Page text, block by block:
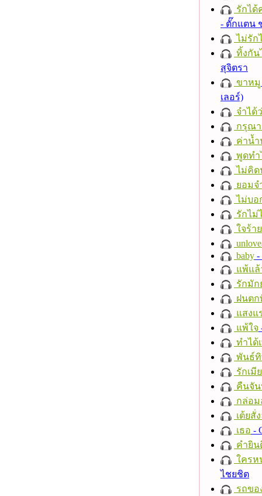
รักได้
- ตั๊กแตน
ไม่รัก
ทิ้งกัน
สุจิตรา
ขาหมู
เลอร์)
จำได้
กรุณา
ค่าน้
พูดทำ
ไม่คิด
ยอม
ไม่บอ
รักไม่
ใจร้าย
baby -
แพ้แล้
รักมัก
ฝนตก
แสงแ
แพ้ใจ
ทำได้
พันธ์
รักเมี
คืนจั
กล่อม
เต้ยสั่
เธอ -
คำยิน
ใครห
ไชยชิต
รถขอ